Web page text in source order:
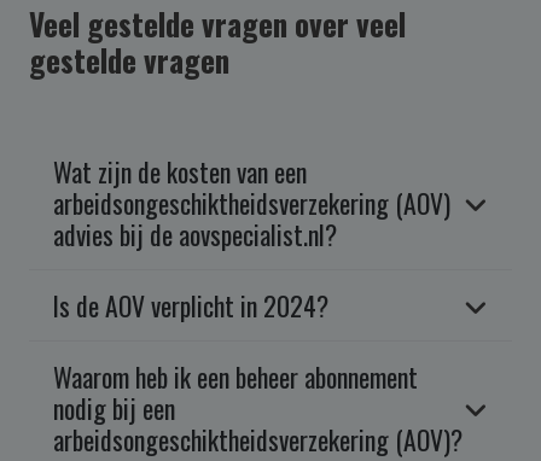
Veel gestelde vragen over veel
gestelde vragen
Wat zijn de kosten van een
arbeidsongeschiktheidsverzekering (AOV)
advies bij de aovspecialist.nl?
Is de AOV verplicht in 2024?
Waarom heb ik een beheer abonnement
nodig bij een
arbeidsongeschiktheidsverzekering (AOV)?